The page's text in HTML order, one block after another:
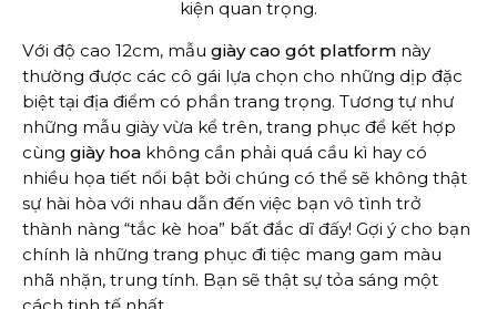
kiện quan trọng.
Với độ cao 12cm, mẫu giày cao gót platform này
thường được các cô gái lựa chọn cho những dịp đặc
biệt tại địa điểm có phần trang trọng. Tương tự như
những mẫu giày vừa kể trên, trang phục để kết hợp
cùng giày hoa không cần phải quá cầu kì hay có
nhiều họa tiết nổi bật bởi chúng có thể sẽ không thật
sự hài hòa với nhau dẫn đến việc bạn vô tình trở
thành nàng “tắc kè hoa” bất đắc dĩ đấy! Gợi ý cho bạn
chính là những trang phục đi tiệc mang gam màu
nhã nhặn, trung tính. Bạn sẽ thật sự tỏa sáng một